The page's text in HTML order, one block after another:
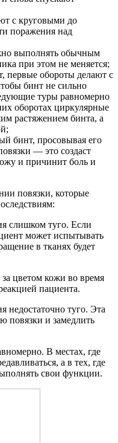
с круговыми до
поражения над
выполнять обычным
при этом не меняется;
первые обороты делают с
бинт не сильно
туры равномерно
оборотах циркулярные
растяжением бинта, а
бинт, просовывая его
— это создаст
и причинит боль и
повязки, которые
слишком туго. Если
может испытывать
в тканях будет
цветом кожи во время
пациента.
недостаточно туго. Эта
повязки и замедлить
В местах, где
а в тех, где
свои функции.